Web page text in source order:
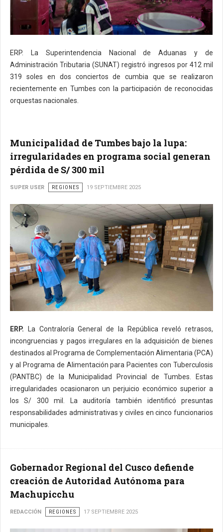
ERP. La Superintendencia Nacional de Aduanas y de
Administración Tributaria (SUNAT) registró ingresos por 412 mil
319 soles en dos conciertos de cumbia que se realizaron
recientemente en Tumbes con la participación de reconocidas
orquestas nacionales.
Municipalidad de Tumbes bajo la lupa:
irregularidades en programa social generan
pérdida de S/ 300 mil
SUPER USER REGIONES 19 SEPTIEMBRE 2025
ERP. La Contraloría General de la República reveló retrasos,
incongruencias y pagos irregulares en la adquisición de bienes
destinados al Programa de Complementación Alimentaria (PCA)
y al Programa de Alimentación para Pacientes con Tuberculosis
(PANTBC) de la Municipalidad Provincial de Tumbes. Estas
irregularidades ocasionaron un perjuicio económico superior a
los S/ 300 mil. La auditoría también identificó presuntas
responsabilidades administrativas y civiles en cinco funcionarios
municipales.
Gobernador Regional del Cusco defiende
creación de Autoridad Autónoma para
Machupicchu
REDACCIÓN REGIONES 17 SEPTIEMBRE 2025